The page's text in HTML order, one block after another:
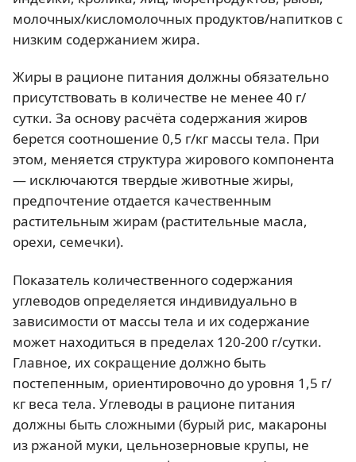
молочных/кисломолочных продуктов/напитков с
низким содержанием жира.
Жиры в рационе питания должны обязательно
присутствовать в количестве не менее 40 г/
сутки. За основу расчёта содержания жиров
берется соотношение 0,5 г/кг массы тела. При
этом, меняется структура жирового компонента
— исключаются твердые животные жиры,
предпочтение отдается качественным
растительным жирам (растительные масла,
орехи, семечки).
Показатель количественного содержания
углеводов определяется индивидуально в
зависимости от массы тела и их содержание
может находиться в пределах 120-200 г/сутки.
Главное, их сокращение должно быть
постепенным, ориентировочно до уровня 1,5 г/
кг веса тела. Углеводы в рационе питания
должны быть сложными (бурый рис, макароны
из ржаной муки, цельнозерновые крупы, не